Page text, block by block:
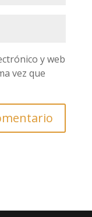
y web
vez que